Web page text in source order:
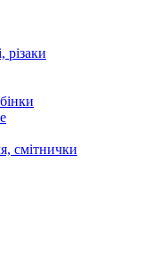
різаки
смітнички